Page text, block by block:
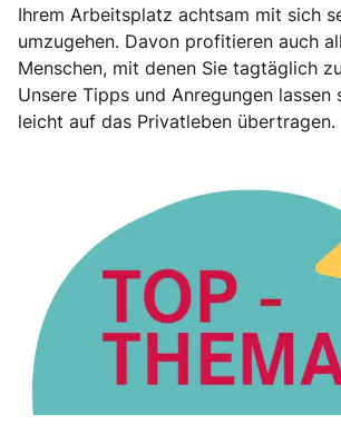
Ihrem Arbeitsplatz achtsam mit sich
umzugehen. Davon profitieren auch
Menschen, mit denen Sie tagtäglich
Unsere Tipps und Anregungen lassen
leicht auf das Privatleben übertragen.